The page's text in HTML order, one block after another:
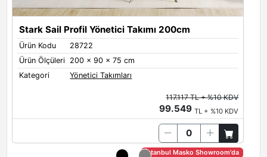
Metal Renkleri
Metal Ayak Renkleri
Black White Grey
Antrasit Limestone Quartz
Stark Sail Profil Yönetici Takımı 200cm
Ürün Kodu
28722
Ürün Ölçüleri 200 x 90 x 75 cm
Kategori
Yönetici Takımları
117.117 TL + %10 KDV
99.549TL + %10 KDV
İstanbul Masko Showroom'da